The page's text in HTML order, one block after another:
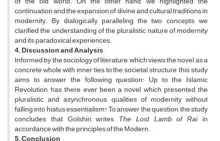
continuation and the expansion of divine and cultural traditions in
modernity. By dialogically paralleling the two concepts, we
clarified the understanding of the pluralistic nature of modernity
and its paradoxical experiences.
4. Discussion and Analysis
Informed by the sociology of literature, which views the novel as a
concrete whole with inner ties to the societal structure, this study
aims to answer the following question: Up to the Islamic
Revolution, has there ever been a novel which presented the
pluralistic and asynchronous qualities of modernity without
falling into hiatus essentialism? To answer the question, the study
concludes that Golshiri writes The Lost Lamb of Raiin
accordance with the principles of the Modern.